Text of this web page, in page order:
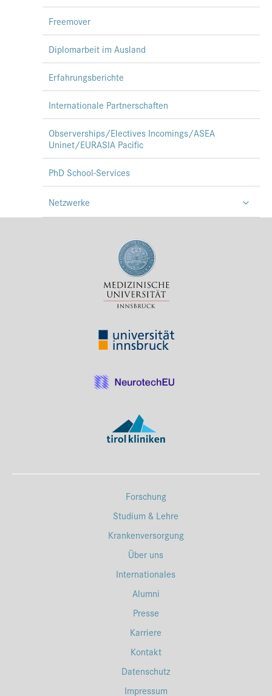
Freemover
Diplomarbeit im Ausland
Erfahrungsberichte
Internationale Partnerschaften
Observerships/Electives Incomings/ASEA
Uninet/EURASIA Pacific
PhD School-Services
Netzwerke
Forschung
Studium & Lehre
Krankenversorgung
Über uns
Internationales
Alumni
Presse
Karriere
Kontakt
Datenschutz
Impressum